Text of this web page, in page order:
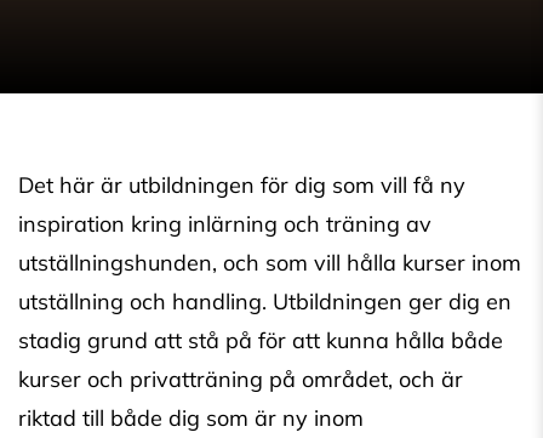
Det här är utbildningen för dig som vill få ny
inspiration kring inlärning och träning av
utställningshunden, och som vill hålla kurser inom
utställning och handling. Utbildningen ger dig en
stadig grund att stå på för att kunna hålla både
kurser och privatträning på området, och är
riktad till både dig som är ny inom